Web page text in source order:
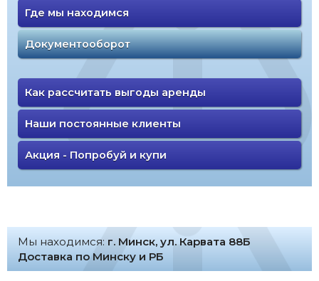
Где мы находимся
Документооборот
Как рассчитать выгоды аренды
Наши постоянные клиенты
Акция - Попробуй и купи
Мы находимся: г. Минск, ул. Карвата 88Б
Доставка по Минску и РБ